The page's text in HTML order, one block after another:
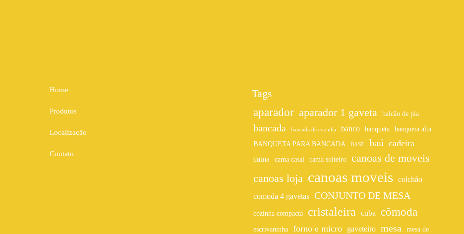
Home
Produtos
Localização
Contato
Tags
aparador aparador 1 gaveta balcão de pia
bancada bancada de cozinha banco banqueta
banqueta alta
BANQUETA PARA BANCADA
BASE baú cadeira
cama cama casal cama solteiro
canoas de moveis
canoas loja canoas moveis colchão
comoda 4 gavetas CONJUNTO DE MESA
cozinha compacta cristaleira cuba cômoda
escrivaninha forno e micro gaveteiro mesa
mesa de